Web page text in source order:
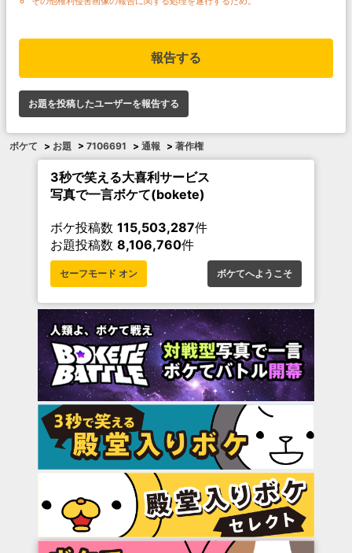
報告する
お題を投稿したユーザーを報告する
ボケて > お題 > 7106691 > 通報 > 著作権
3秒で笑える大喜利サービス
写真で一言ボケて(bokete)
ボケ投稿数 115,503,287件
お題投稿数 8,106,760件
セーフモード オン ボケてへようこそ